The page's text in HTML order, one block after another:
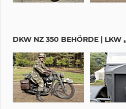
DKW NZ 350 BEHÖRDE | LKW